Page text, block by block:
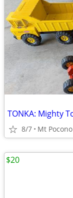
TONKA: Mighty
8/7 Mt Pocono
$20